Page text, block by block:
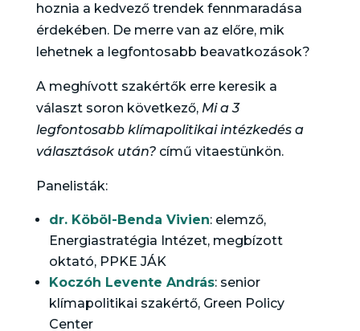
hoznia a kedvező trendek fennmaradása
érdekében. De merre van az előre, mik
lehetnek a legfontosabb beavatkozások?
A meghívott szakértők erre keresik a
választ soron következő, Mi a 3
legfontosabb klímapolitikai intézkedés a
választások után?című vitaestünkön.
Panelisták:
dr. Köböl-Benda Vivien: elemző,
Energiastratégia Intézet, megbízott
oktató, PPKE JÁK
Koczóh Levente András: senior
klímapolitikai szakértő, Green Policy
Center